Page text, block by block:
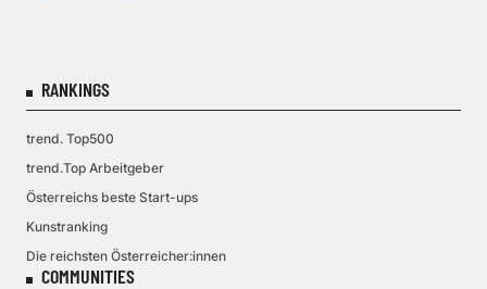
RANKINGS
trend. Top500
trend.Top Arbeitgeber
Österreichs beste Start-ups
Kunstranking
Die reichsten Österreicher:innen
COMMUNITIES